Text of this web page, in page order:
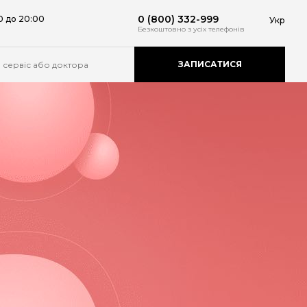
до 20:00 0 (800) 332-999
Безкоштовно з усіх телефонів
Укр
ЗАПИСАТИСЯ